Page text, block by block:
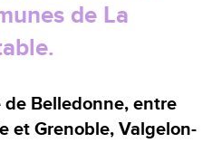
de La
Belledonne, entre
et Grenoble, Valgelon-